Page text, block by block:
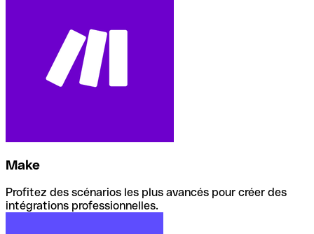
Make
Profitez des scénarios les plus avancés pour créer des
intégrations professionnelles.